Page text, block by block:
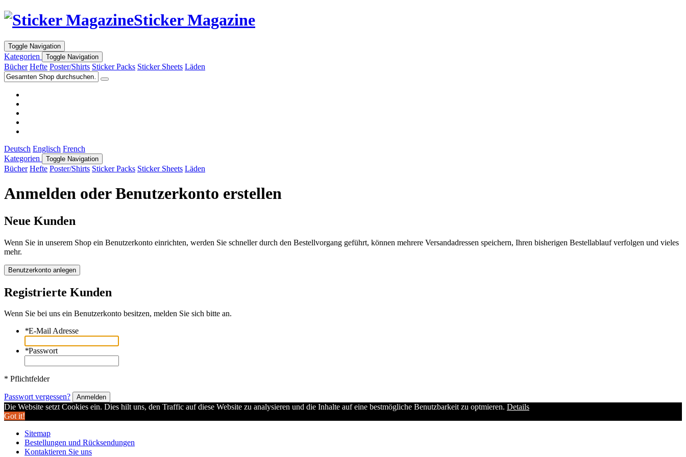
Sticker Magazine
Toggle Navigation
Kategorien Toggle Navigation
Bücher Hefte Poster/Shirts Sticker Packs Sticker Sheets Läden
Deutsch Englisch French
Kategorien
Toggle Navigation
Bücher Hefte Poster/Shirts Sticker Packs Sticker Sheets Läden
Anmelden oder Benutzerkonto erstellen
Neue Kunden
Wenn Sie in unserem Shop ein Benutzerkonto einrichten, werden Sie schneller durch den Bestellvorgang geführt, können mehrere Versandadressen speichern, Ihren bisherigen Bestellablauf verfolgen und vieles
mehr.
Benutzerkonto anlegen
Registrierte Kunden
Wenn Sie bei uns ein Benutzerkonto besitzen, melden Sie sich bitte an.
*E-Mail Adresse
*Passwort
* Pflichtfelder
Passwort vergessen? Anmelden
Die Website setzt Cookies ein. Dies hilt uns, den Traffic auf diese Website zu analysieren und die Inhalte auf eine bestmögliche Benutzbarkeit zu optmieren. Details
Got it!
Sitemap
Bestellungen und Rücksendungen
Kontaktieren Sie uns